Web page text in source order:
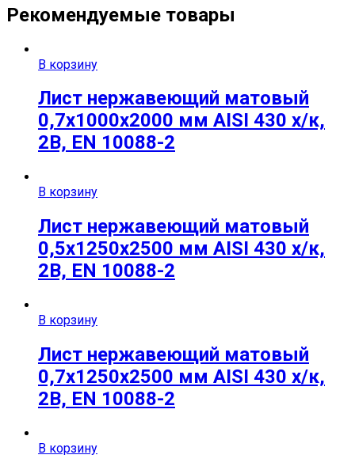
Рекомендуемые товары
В корзину
Лист нержавеющий матовый
0,7х1000х2000 мм AISI 430 х/к,
2B, EN 10088-2
В корзину
Лист нержавеющий матовый
0,5х1250х2500 мм AISI 430 х/к,
2B, EN 10088-2
В корзину
Лист нержавеющий матовый
0,7х1250х2500 мм AISI 430 х/к,
2B, EN 10088-2
В корзину